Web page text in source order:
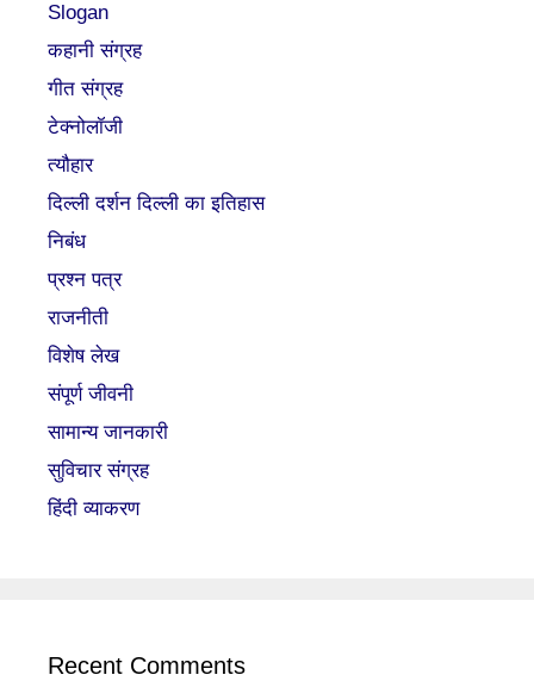
Slogan
कहानी संग्रह
गीत संग्रह
टेक्नोलॉजी
त्यौहार
दिल्ली दर्शन दिल्ली का इतिहास
निबंध
प्रश्न पत्र
राजनीती
विशेष लेख
संपूर्ण जीवनी
सामान्य जानकारी
सुविचार संग्रह
हिंदी व्याकरण
Recent Comments